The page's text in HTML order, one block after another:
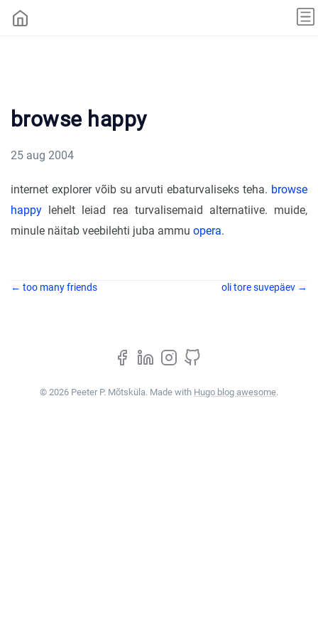
browse happy
25 aug 2004
internet explorer võib su arvuti ebaturvaliseks teha. browse
happy lehelt leiad rea turvalisemaid alternatiive. muide,
minule näitab veebilehti juba ammu opera.
← too many friends oli tore suvepäev →
© 2026 Peeter P. Mõtsküla. Made with Hugo blog awesome.